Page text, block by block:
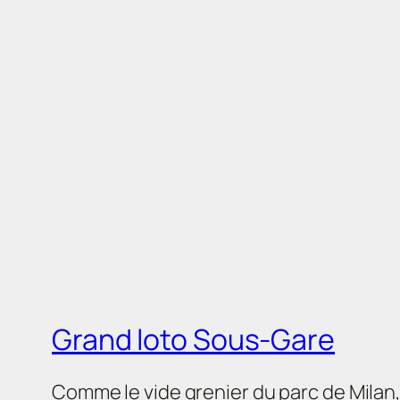
Grand loto Sous-Gare
Comme le vide grenier du parc de